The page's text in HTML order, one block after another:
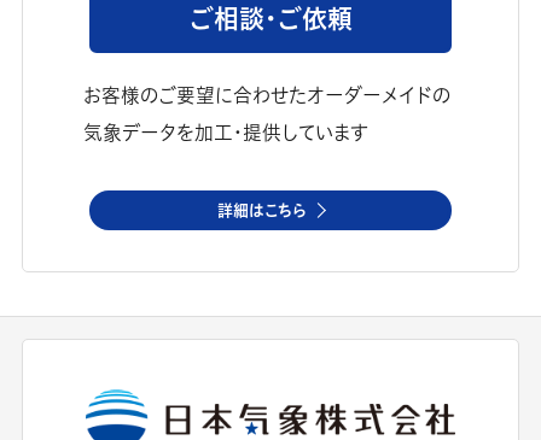
ご相談・ご依頼
お客様のご要望に合わせたオーダーメイドの
気象データを加工・提供しています
詳細はこちら